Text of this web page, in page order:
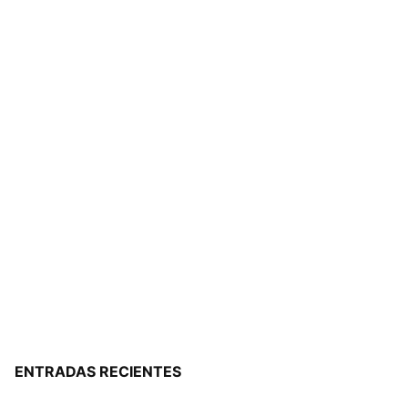
ENTRADAS RECIENTES